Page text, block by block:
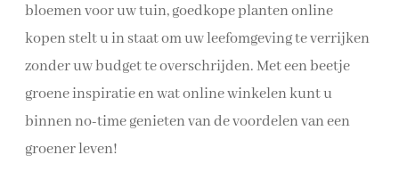
bloemen voor uw tuin, goedkope planten online
kopen stelt u in staat om uw leefomgeving te verrijken
zonder uw budget te overschrijden. Met een beetje
groene inspiratie en wat online winkelen kunt u
binnen no-time genieten van de voordelen van een
groener leven!